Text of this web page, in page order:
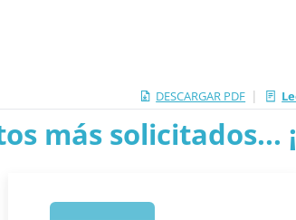
DESCARGAR PDF |
más solicitados...